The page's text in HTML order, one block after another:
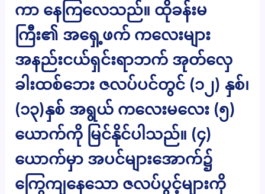
ကာ နေကြလေသည်။ ထိုခန်းမ
ကြီး၏ အရှေ့ဖက် ကလေးများ
အနည်းငယ်ရှင်းရာဘက် အုတ်လှေ
ခါးထစ်ဘေး ဇလပ်ပင်တွင် (၁၂) နှစ်၊
(၁၃)နှစ် အရွယ် ကလေးမလေး (၅)
ယောက်ကို မြင်နိုင်ပါသည်။ (၄)
ယောက်မှာ အပင်များအောက်၌
ကြွေကျနေသော ဇလပ်ပွင့်များကို